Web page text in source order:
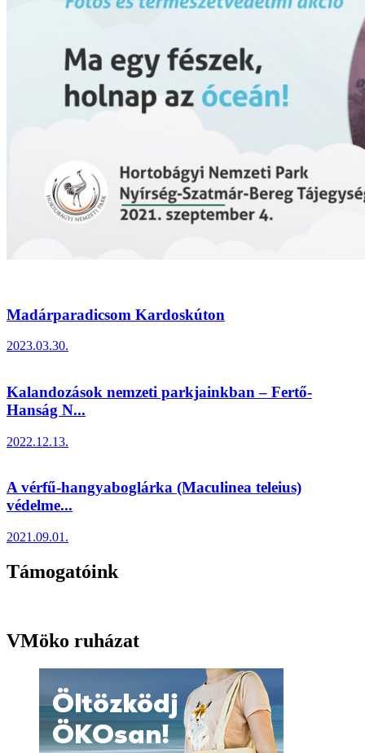
Madárparadicsom Kardoskúton
2023.03.30.
Kalandozások nemzeti parkjainkban – Fertő-
Hanság N...
2022.12.13.
A vérfű-hangyaboglárka (Maculinea teleius)
védelme...
2021.09.01.
Támogatóink
VMöko ruházat